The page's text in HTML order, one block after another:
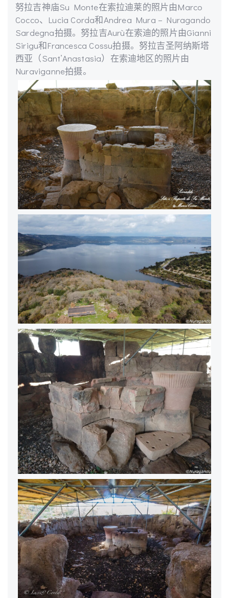
努拉吉神庙Su Monte在索拉迪莱的照片由Marco
Cocco、Lucia Corda和Andrea Mura – Nuragando
Sardegna拍摄。努拉吉Aurù在索迪的照片由Gianni
Sirigu和Francesca Cossu拍摄。努拉吉圣阿纳斯塔
西亚（Sant’Anastasia）在索迪地区的照片由
Nuraviganne拍摄。